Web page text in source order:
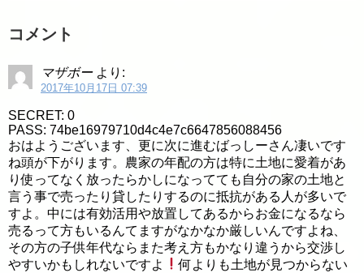
コメント
マザボー より:
2017年10月17日 07:39
SECRET: 0
PASS: 74be16979710d4c4e7c6647856088456
おはようございます、更に次に進むばっしーさん凄いです
ね頭が下がります。農家の年配の方は特に土地に愛着があ
り使ってなく放ったらかしになってても自分の家の土地と
言う事で売ったり貸したりするのに抵抗がある人が多いで
すよ。中には有効活用や放置してあるからお金になるなら
売るって方もいるんてますがなかなか厳しいんですよね、
その方の子供年代ならまた考え方もかなり違うから交渉し
やすいかもしれないですよ
何よりも土地が見つからない